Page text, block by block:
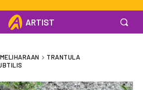
ARTIST
TRANTULA